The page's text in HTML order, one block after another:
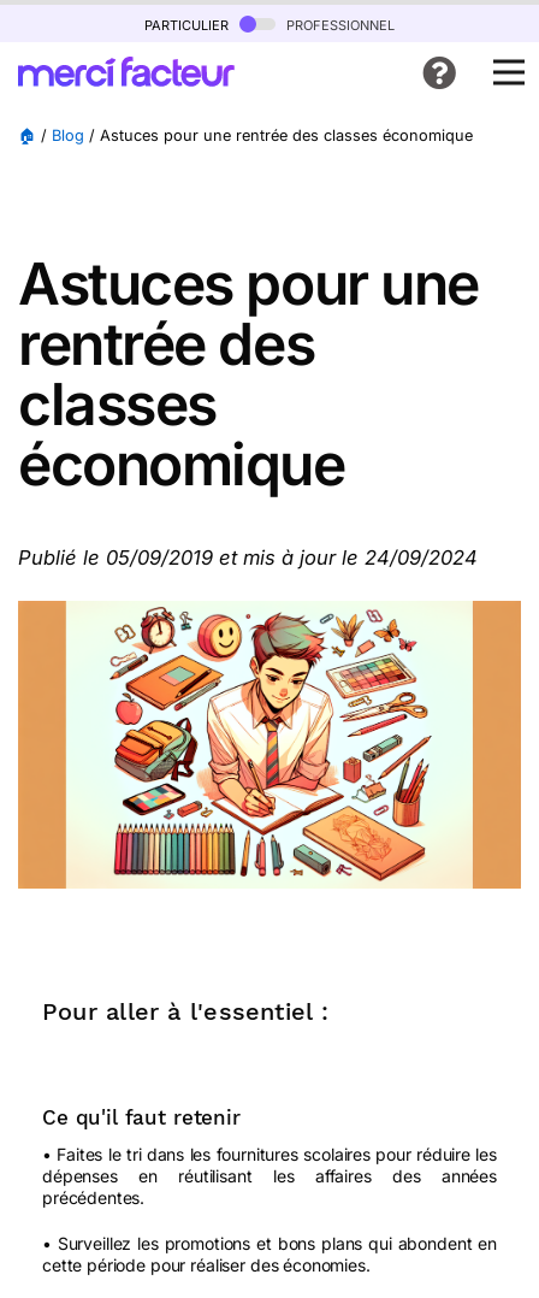
particulier professionnel
🏠 / Blog / Astuces pour une rentrée des classes économique
Astuces pour une
rentrée des
classes
économique
Publié le 05/09/2019 et mis à jour le 24/09/2024
Pour aller à l'essentiel :
Ce qu'il faut retenir
• Faites le tri dans les fournitures scolaires pour réduire les
dépenses en réutilisant les affaires des années
précédentes.
• Surveillez les promotions et bons plans qui abondent en
cette période pour réaliser des économies.